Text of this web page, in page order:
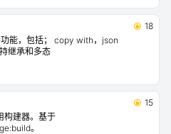
18
能，包括； copy with，json
继承和多态
15
构建器。基于
。